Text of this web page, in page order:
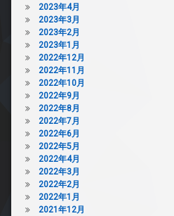
ミ
置
き
場
駐
車
場
駐
輪
場
2023年4月
2023年3月
2023年2月
2023年1月
2022年12月
2022年11月
2022年10月
2022年9月
2022年8月
2022年7月
2022年6月
2022年5月
2022年4月
2022年3月
2022年2月
2022年1月
2021年12月